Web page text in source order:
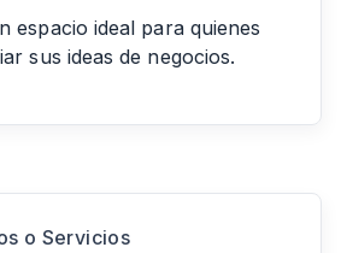
espacio ideal para quienes
sus ideas de negocios.
o Servicios